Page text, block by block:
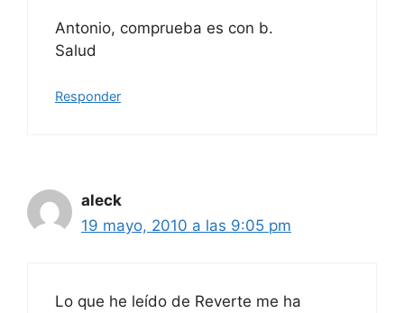
Antonio, comprueba es con b.
Salud
Responder
aleck
19 mayo, 2010 a las 9:05 pm
Lo que he leído de Reverte me ha